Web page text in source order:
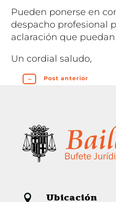
Pueden ponerse en
despacho profesional
aclaración que
Un cordial saludo,
← Post anterior
 Ubicación